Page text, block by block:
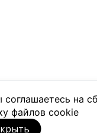
на
файлов cookie